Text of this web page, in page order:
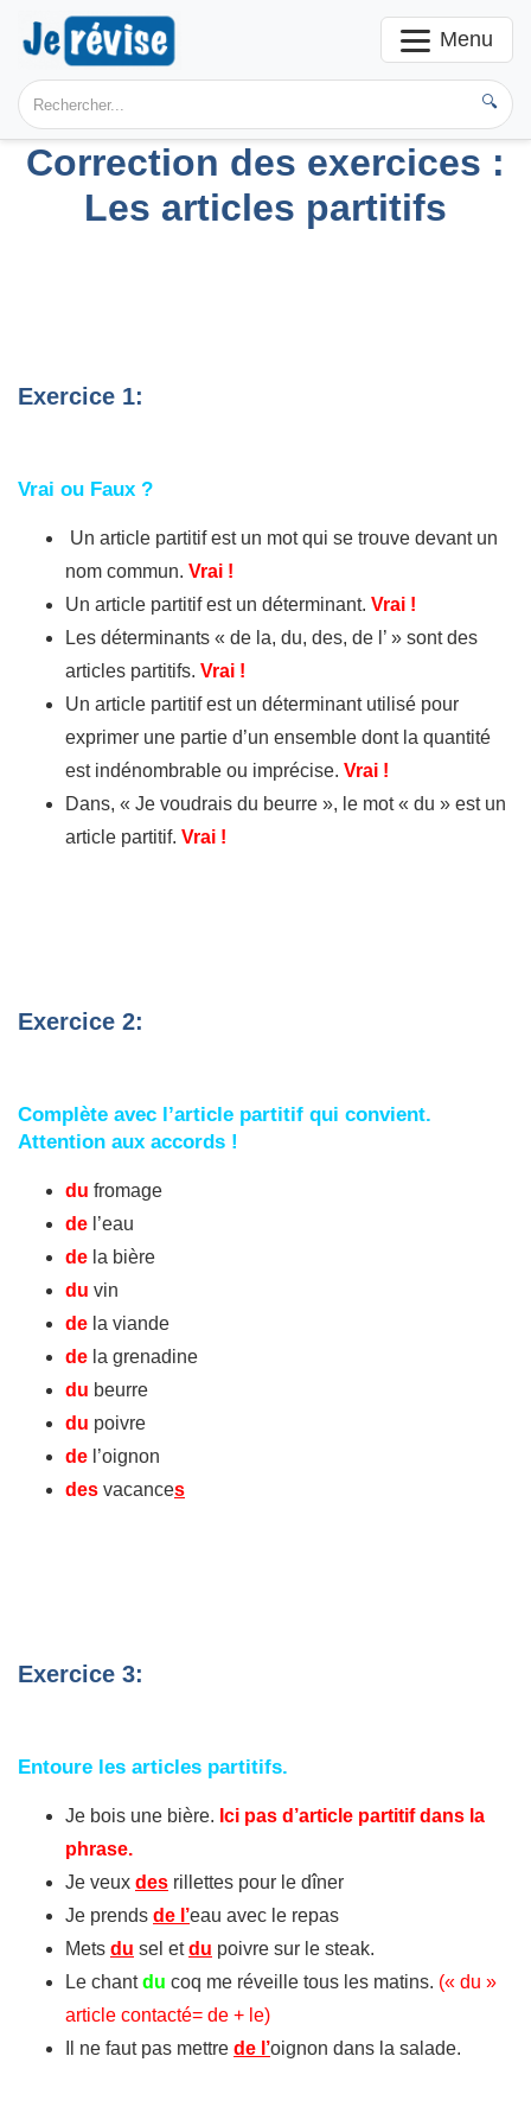
Menu
🔍
Correction des exercices :
Les articles partitifs
Exercice 1:
Vrai ou Faux ?
Un article partitif est un mot qui se trouve devant un
nom commun. Vrai !
Un article partitif est un déterminant. Vrai !
Les déterminants « de la, du, des, de l’ » sont des
articles partitifs. Vrai !
Un article partitif est un déterminant utilisé pour
exprimer une partie d’un ensemble dont la quantité
est indénombrable ou imprécise. Vrai !
Dans, « Je voudrais du beurre », le mot « du » est un
article partitif. Vrai !
Exercice 2:
Complète avec l’article partitif qui convient.
Attention aux accords !
du fromage
de l’eau
de la bière
du vin
de la viande
de la grenadine
du beurre
du poivre
de l’oignon
des vacances
Exercice 3:
Entoure les articles partitifs.
Je bois une bière. Ici pas d’article partitif dans la
phrase.
Je veux des rillettes pour le dîner
Je prends de l’eau avec le repas
Mets du sel etdu poivre sur le steak.
Le chantdu coq me réveille tous les matins. (« du »
article contacté= de + le)
Il ne faut pas mettre de l’oignon dans la salade.